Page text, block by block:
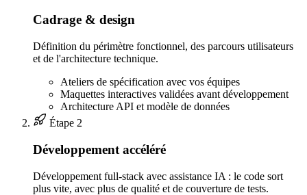
Cadrage & design
Définition du périmètre fonctionnel, des parcours utilisateurs
et de l'architecture technique.
Ateliers de spécification avec vos équipes
Maquettes interactives validées avant développement
Architecture API et modèle de données
Étape 2
Développement accéléré
Développement full-stack avec assistance IA : le code sort
plus vite, avec plus de qualité et de couverture de tests.